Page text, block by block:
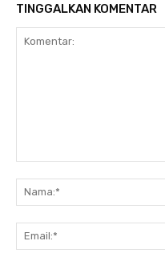
TINGGALKAN KOMENTAR